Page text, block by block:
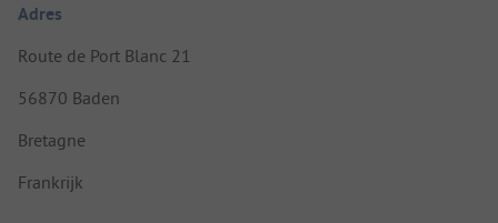
Adres
Route de Port Blanc 21
56870 Baden
Bretagne
Frankrijk